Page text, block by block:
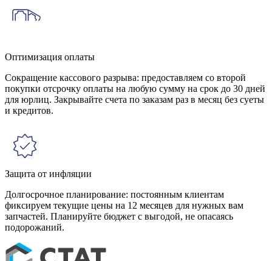
Оптимизация оплаты
Сокращение кассового разрыва: предоставляем со второй
покупки отсрочку оплаты на любую сумму на срок до 30 дней
для юрлиц. Закрывайте счета по заказам раз в месяц без суеты
и кредитов.
Защита от инфляции
Долгосрочное планирование: постоянным клиентам
фиксируем текущие цены на 12 месяцев для нужных вам
запчастей. Планируйте бюджет с выгодой, не опасаясь
подорожаний.